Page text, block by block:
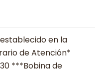
establecido en la
de Atención*
***Bobina de